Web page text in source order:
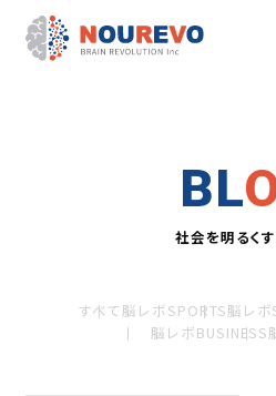
BL
社会を明るく
すべて脳レボSPORTS脳レボ
脳レボBUSINESS